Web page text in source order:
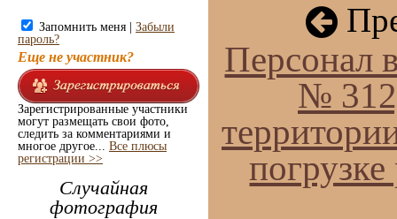
Запомнить меня | Забыли
пароль?
Еще не участник?
Зарегистрированные участники
могут размещать свои фото,
следить за комментариями и
многое другое... Все плюсы
регистрации >>
Случайная
фотография
Персонал
№